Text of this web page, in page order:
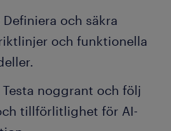
och säkra
och funktionella
noggrant och följ
tillförlitlighet för AI-